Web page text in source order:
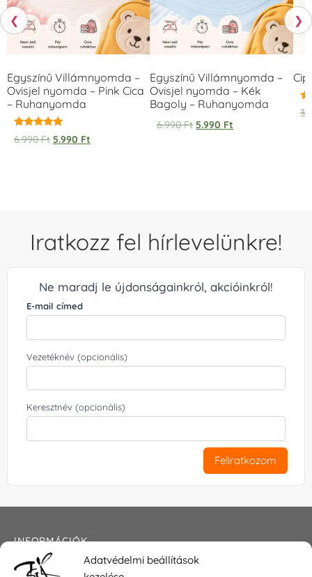
Adatvédelmi beállítások
❮
Egyszínű Villámnyomda –
Ovisjel nyomda – Pink Cica
– Ruhanyomda
Értékelés:
5.00
6.990Ft 5.990 Ft
Egyszínű Villámnyomda –
Ovisjel nyomda – Kék
Bagoly – Ruhanyomda
6.990Ft 5.990 Ft
❯
Iratkozz fel hírlevelünkre!
Ne maradj le újdonságainkról, akcióinkról!
E-mail címed
Vezetéknév (opcionális)
Keresztnév (opcionális)
Feliratkozom
INFORMÁCIÓK
Általános szerződési feltételek